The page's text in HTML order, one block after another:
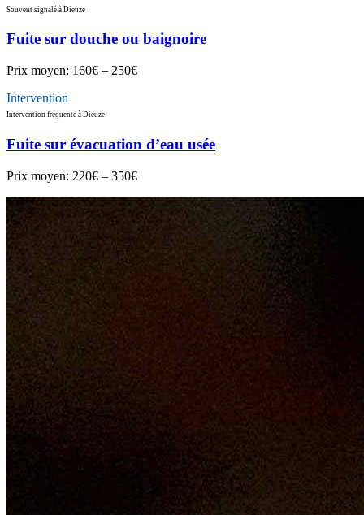
Souvent signalé à Dieuze
Fuite sur douche ou baignoire
Prix moyen: 160€ – 250€
Intervention
Intervention fréquente à Dieuze
Fuite sur évacuation d’eau usée
Prix moyen: 220€ – 350€